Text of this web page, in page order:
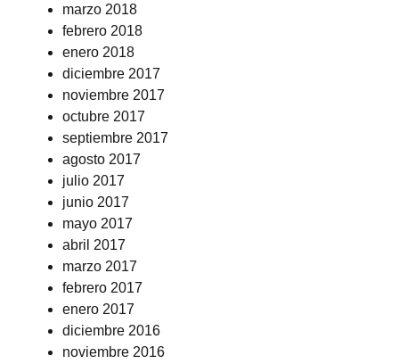
marzo 2018
febrero 2018
enero 2018
diciembre 2017
noviembre 2017
octubre 2017
septiembre 2017
agosto 2017
julio 2017
junio 2017
mayo 2017
abril 2017
marzo 2017
febrero 2017
enero 2017
diciembre 2016
noviembre 2016